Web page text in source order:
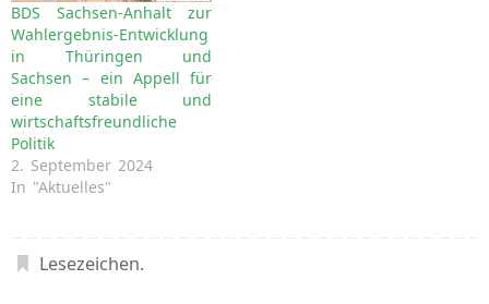
BDS Sachsen-Anhalt zur
Wahlergebnis-Entwicklung
in Thüringen und
Sachsen – ein Appell für
eine stabile und
wirtschaftsfreundliche
Politik
2. September 2024
In "Aktuelles"
Lesezeichen.